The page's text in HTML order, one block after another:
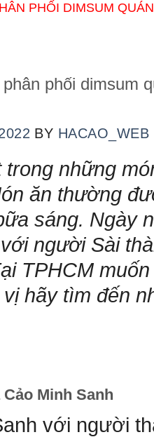
PHỐI DIMSUM
phối dimsum
BY HACAO_WEB
trong những
ăn thường
sáng. Ngày
người Sài
TPHCM
hãy tìm đến
Minh Sanh
với người